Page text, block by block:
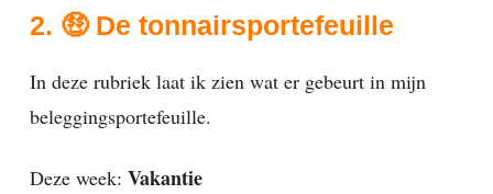
2. 🤑 De tonnairsportefeuille
In deze rubriek laat ik zien wat er gebeurt in mijn
beleggingsportefeuille.
Deze week: Vakantie